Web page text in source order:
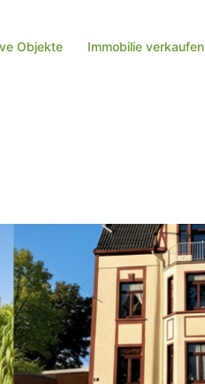
Objekte Immobilie verkaufen